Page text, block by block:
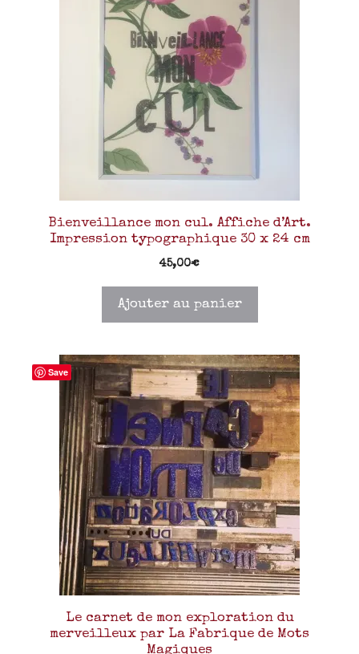
Bienveillance mon cul. Affiche d’Art.
Impression typographique 30 x 24 cm
45,00€
Ajouter au panier
Save
Le carnet de mon exploration du
merveilleux par La Fabrique de Mots
Magiques